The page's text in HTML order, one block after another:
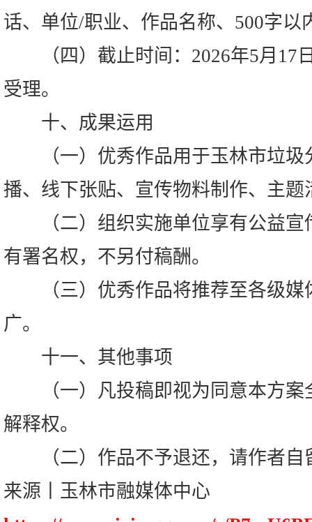
话、单位/职业、作品名称、500字以
（四）截止时间：2026年5月17
受理。
十、成果运用
（一）优秀作品用于玉林市垃圾
播、线下张贴、宣传物料制作、主题
（二）组织实施单位享有公益宣
有署名权，不另付稿酬。
（三）优秀作品将推荐至各级媒
广。
十一、其他事项
（一）凡投稿即视为同意本方案
解释权。
（二）作品不予退还，请作者自
来源丨玉林市融媒体中心